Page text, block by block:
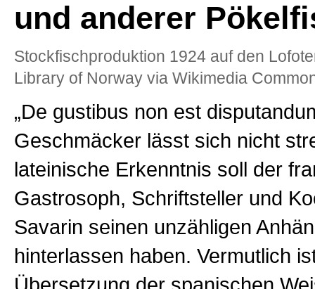
und anderer
Stockfischproduktion 1924 auf den
Library of Norway via Wikimedia
„De gustibus non est
Geschmäcker lässt sich nicht
lateinische Erkenntnis soll der
Gastrosoph, Schriftsteller und
Savarin seinen unzähligen
hinterlassen haben. Vermutlich
Übersetzung der spanischen